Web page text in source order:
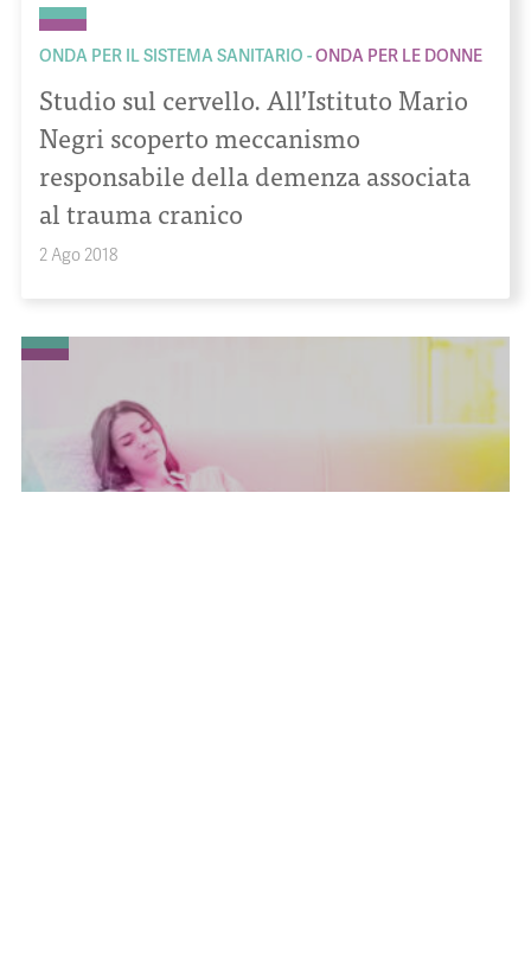
ONDA PER IL SISTEMA SANITARIO ONDA PER LE DONNE
Studio sul cervello. All’Istituto Mario
Negri scoperto meccanismo
responsabile della demenza associata
al trauma cranico
2 Ago 2018